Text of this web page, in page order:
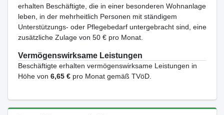
erhalten Beschäftigte, die in einer besonderen Wohnanlage
leben, in der mehrheitlich Personen mit ständigem
Unterstützungs- oder Pflegebedarf untergebracht sind, eine
zusätzliche Zulage von 50 € pro Monat.
Vermögenswirksame Leistungen
Beschäftigte erhalten vermögenswirksame Leistungen in
Höhe von 6,65 €pro Monat gemäß TVöD.